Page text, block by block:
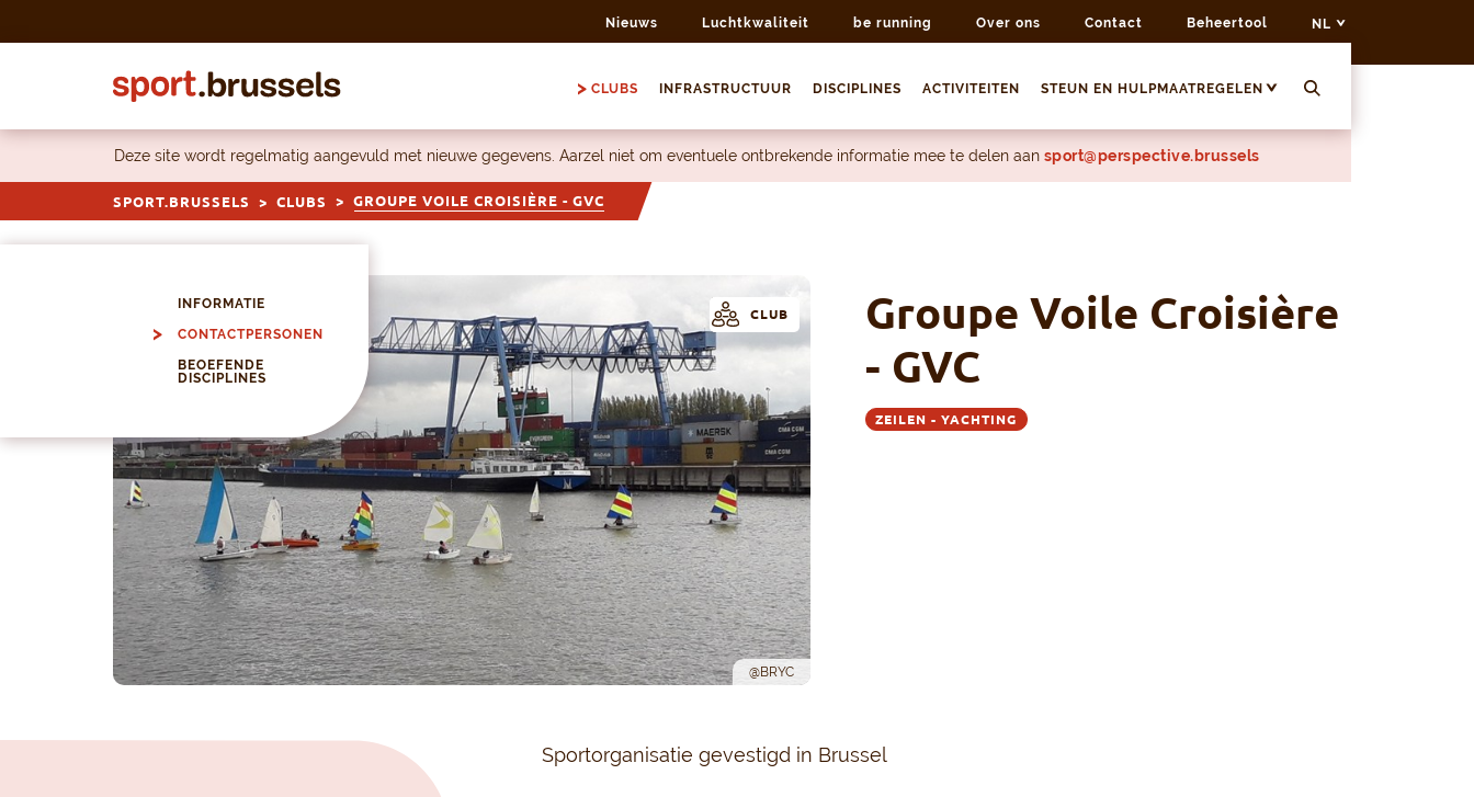
Nieuws Luchtkwaliteit be running Over ons Contact Beheertool NL
CLUBS INFRASTRUCTUUR DISCIPLINES ACTIVITEITEN STEUN EN HULPMAATREGELEN
Deze site wordt regelmatig aangevuld met nieuwe gegevens. Aarzel niet om eventuele ontbrekende informatie mee te delen aan sport@perspective.brussels
SPORT.BRUSSELS CLUBS GROUPE VOILE CROISIÈRE - GVC
INFORMATIE
CONTACTPERSONEN
BEOEFENDE
DISCIPLINES
@BRYC
CLUB
Groupe Voile Croisière
- GVC
ZEILEN - YACHTING
Sportorganisatie gevestigd in Brussel